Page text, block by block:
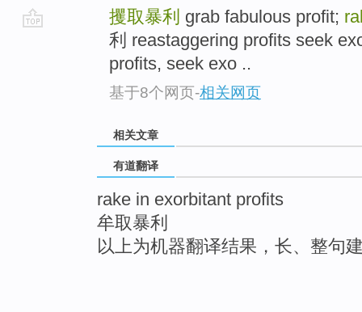
攫取暴利 grab fabulous profit;
利 reastaggering profits seek
profits, seek exo ..
基于8个网页-相关网页
相关文章
有道翻译
rake in exorbitant profits
牟取暴利
以上为机器翻译结果，长、整句